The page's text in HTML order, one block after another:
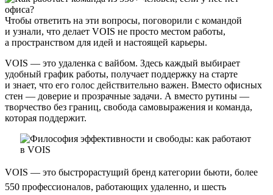
Чтобы ответить на эти вопросы, поговорили с командой
и узнали, что делает VOIS не просто местом работы,
а пространством для идей и настоящей карьеры.
VOIS — это удаленка с вайбом. Здесь каждый выбирает
удобный график работы, получает поддержку на старте
и знает, что его голос действительно важен. Вместо офисных
стен — доверие и прозрачные задачи. А вместо рутины —
творчество без границ, свобода самовыражения и команда,
которая поддержит.
VOIS — это быстрорастущий бренд категории бьюти, более
550 профессионалов, работающих удаленно, и шесть